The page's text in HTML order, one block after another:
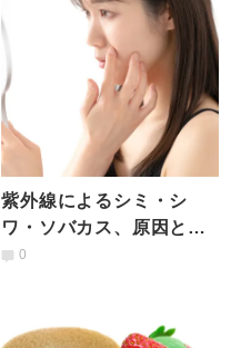
紫外線によるシミ・シ
ワ・ソバカス、原因とな
る「光老化」のしくみと
0